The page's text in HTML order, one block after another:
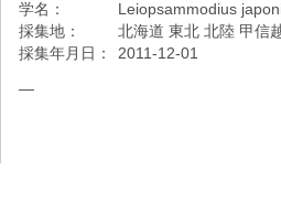
学名：
Leiopsammodius
採集地：
北海道 東北 北陸 甲信
採集年月日：
2011-12-01
—